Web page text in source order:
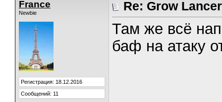
France
Newbie
Регистрация: 18.12.2016
Сообщений: 11
Re: Grow Lancer
Там же всё
баф на атаку